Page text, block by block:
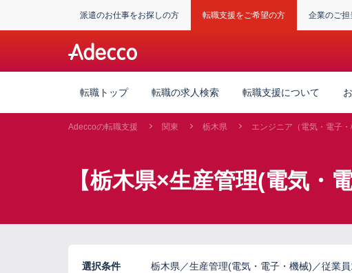
派遣のお仕事をお探しの方 転職支援をご希望の方 企業のご担
転職トップ 転職の求人検索 転職支援について
Adeccoの転職支援 関東 栃木県 エンジニア（電気・電子
【栃木県×生産管理(電気・
選択条件 栃木県／生産管理(電気・電子・機械)／従業